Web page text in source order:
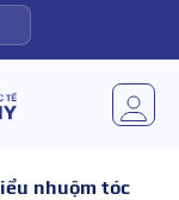
nhuộm tóc